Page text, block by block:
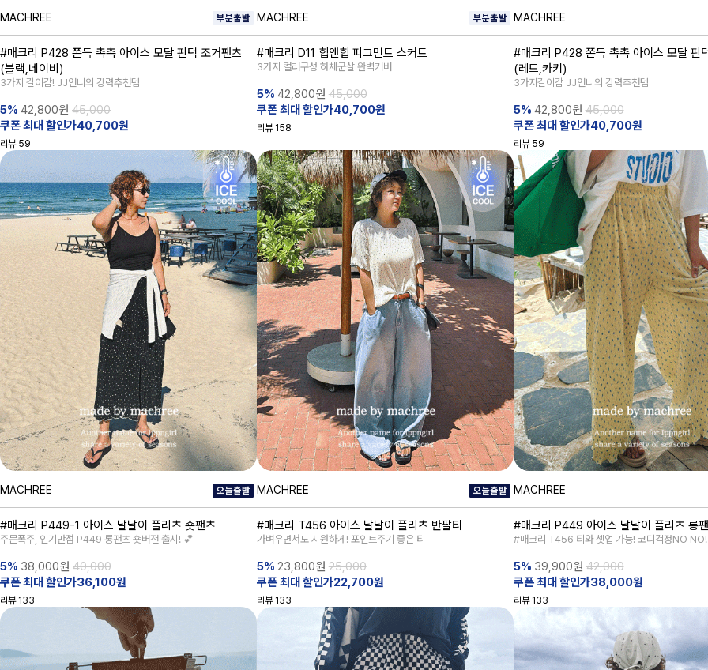
MACHREE
#매크리 P428 쫀득 촉촉 아이스 모달 핀턱 조거팬츠
(블랙,네이비)
3가지 길이감! JJ언니의 강력추천템
5% 42,800원 45,000
쿠폰 최대 할인가40,700원
리뷰 59
MACHREE
#매크리 D11 힙앤힙 피그먼트 스커트
3가지 컬러구성 하체군살 완벽커버
5% 42,800원 45,000
쿠폰 최대 할인가40,700원
리뷰 158
MACHREE
#매크리 P428 쫀득 촉촉 아이스 모달 핀
(레드,카키)
3가지길이감 JJ언니의 강력추천템
5% 42,800원 45,000
쿠폰 최대 할인가40,700원
리뷰 59
MACHREE
#매크리 P449-1 아이스 날날이 플리츠 숏팬츠
주문폭주, 인기만점 P449 롱팬츠 숏버전 출시! 💕
5% 38,000원 40,000
쿠폰 최대 할인가36,100원
리뷰 133
MACHREE
#매크리 T456 아이스 날날이 플리츠 반팔티
가벼우면서도 시원하게! 포인트주기 좋은 티
5% 23,800원 25,000
쿠폰 최대 할인가22,700원
리뷰 133
MACHREE
#매크리 P449 아이스 날날이 플리츠 롱
#매크리 T456 티와 셋업 가능! 코디걱정NO NO!
5% 39,900원 42,000
쿠폰 최대 할인가38,000원
리뷰 133